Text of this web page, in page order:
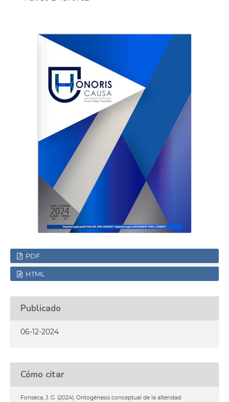
PDF
HTML
Publicado
06-12-2024
Cómo citar
Fonseca, J. G. (2024). Ontogénesis conceptual de la alteridad: